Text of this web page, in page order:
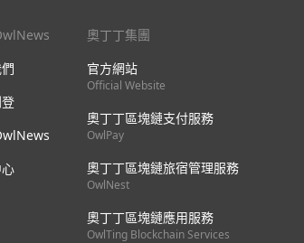
奧丁丁集團
官方網站
Official Website
奧丁丁區塊鏈支付服務
OwlPay
奧丁丁區塊鏈旅宿管理服務
OwlNest
奧丁丁區塊鏈應用服務
OwlTing Blockchain Services